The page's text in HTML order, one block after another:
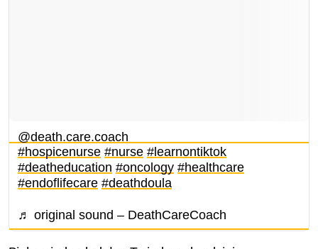
@death.care.coach
#hospicenurse #nurse #learnontiktok
#deatheducation #oncology #healthcare
#endoflifecare #deathdoula
♬ original sound – DeathCareCoach